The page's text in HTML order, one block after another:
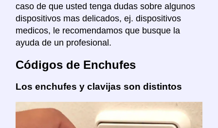
caso de que usted tenga dudas sobre algunos
dispositivos mas delicados, ej. dispositivos
medicos, le recomendamos que busque la
ayuda de un profesional.
Códigos de Enchufes
Los enchufes y clavijas son distintos